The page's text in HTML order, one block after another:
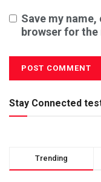
Save my
browser for
Stay Connected
Trending